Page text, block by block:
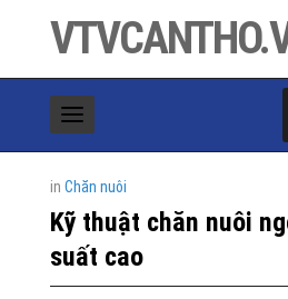
in Chăn nuôi
Kỹ thuật chăn nuôi
suất cao